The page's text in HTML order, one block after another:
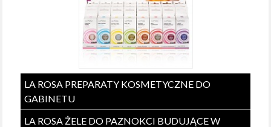
LA ROSA PREPARATY KOSMETYCZNE DO
GABINETU
LA ROSA ŻELE DO PAZNOKCI BUDUJĄCE W